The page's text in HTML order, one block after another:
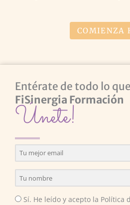
COMIENZA
Entérate de todo lo
FiSinergia Formación
Únete!
Sí. He leído y acepto la Política